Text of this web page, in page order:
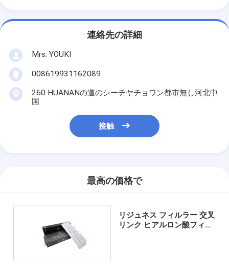
連絡先の詳細
Mrs. YOUKI
008619931162089
260 HUANANの道のシーチヤチョワン都市無し河北中
国
接触
最高の価格で
リジュネス フィルラー 交叉
リンク ヒアルロン酸フィル